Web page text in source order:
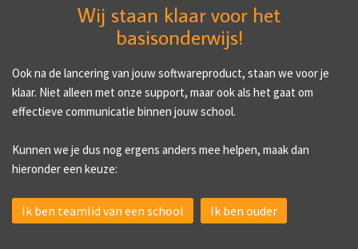
Wij staan klaar voor het
basisonderwijs!
Ook na de lancering van jouw softwareproduct, staan we voor je
klaar. Niet alleen met onze support, maar ook als het gaat om
effectieve communicatie binnen jouw school.
Kunnen we je dus nog ergens anders mee helpen, maak dan
hieronder een keuze:
Ik ben teamlid van een school Ik ben ouder